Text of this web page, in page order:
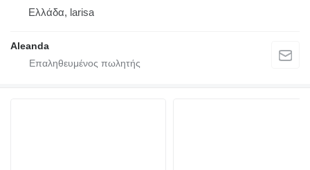
Ελλάδα, larisa
Aleanda